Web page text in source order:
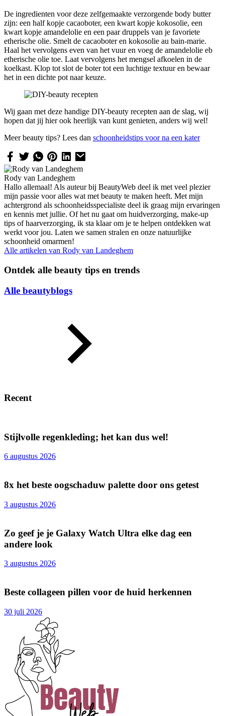
De ingredienten voor deze zelfgemaakte verzorgende body butter
zijn: een half kopje cacaoboter, een kwart kopje kokosolie, een
kwart kopje amandelolie en een paar druppels van je favoriete
etherische olie. Smelt de cacaoboter en kokosolie au bain-marie.
Haal het vervolgens even van het vuur en voeg de amandelolie eb
etherische olie toe. Laat vervolgens het mengsel afkoelen in de
koelkast. Klop tot slot de boter tot een luchtige textuur en bewaar
het in een dichte pot naar keuze.
Wij gaan met deze handige DIY-beauty recepten aan de slag, wij
hopen dat jij hier ook heerlijk van kunt genieten, anders wij wel!
Meer beauty tips? Lees dan schoonheidstips voor na een kater
Rody van Landeghem
Hallo allemaal! Als auteur bij BeautyWeb deel ik met veel plezier
mijn passie voor alles wat met beauty te maken heeft. Met mijn
achtergrond als schoonheidsspecialiste deel ik graag mijn ervaringen
en kennis met jullie. Of het nu gaat om huidverzorging, make-up
tips of haarverzorging, ik sta klaar om je te helpen ontdekken wat
werkt voor jou. Laten we samen stralen en onze natuurlijke
schoonheid omarmen!
Alle artikelen van Rody van Landeghem
Ontdek alle beauty tips en trends
Alle beautyblogs
Recent
Stijlvolle regenkleding; het kan dus wel!
6 augustus 2026
8x het beste oogschaduw palette door ons getest
3 augustus 2026
Zo geef je je Galaxy Watch Ultra elke dag een
andere look
3 augustus 2026
Beste collageen pillen voor de huid herkennen
30 juli 2026